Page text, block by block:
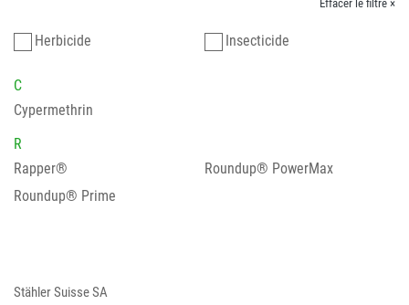
Effacer le filtre ×
Herbicide Insecticide
C
Cypermethrin
R
Rapper®
Roundup® PowerMax
Roundup® Prime
Stähler Suisse SA